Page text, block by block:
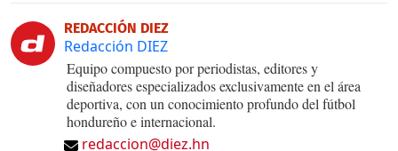
REDACCIÓN DIEZ
Redacción DIEZ
Equipo compuesto por periodistas, editores y
diseñadores especializados exclusivamente en el área
deportiva, con un conocimiento profundo del fútbol
hondureño e internacional.
redaccion@diez.hn